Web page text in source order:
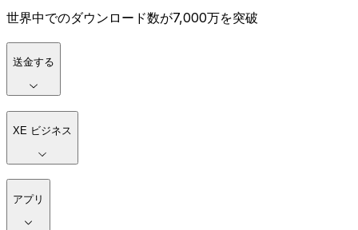
世界中でのダウンロード数が7,000万を突破
送金する
XE ビジネス
アプリ